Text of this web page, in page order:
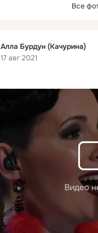
Все
Алла Бурдун (Качурина)
17 авг 2021
Видео